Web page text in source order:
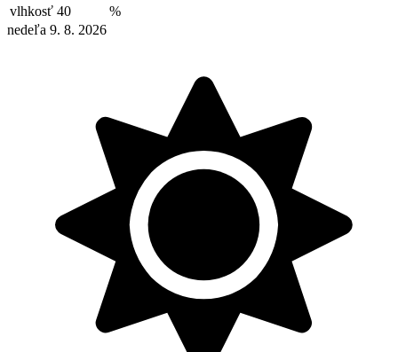
vlhkosť 40
%
nedeľa 9. 8. 2026